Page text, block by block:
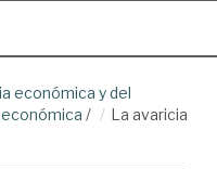
económica y del
/
La avaricia